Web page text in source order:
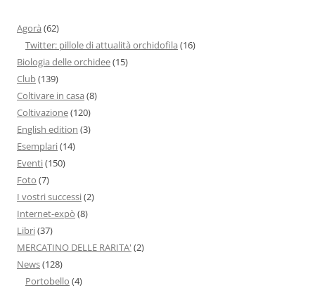
Agorà (62)
Twitter: pillole di attualità orchidofila (16)
Biologia delle orchidee(15)
Club(139)
Coltivare in casa (8)
Coltivazione(120)
English edition (3)
Esemplari(14)
Eventi(150)
Foto (7)
I vostri successi(2)
Internet-expò (8)
Libri(37)
MERCATINO DELLE RARITA' (2)
News(128)
Portobello (4)